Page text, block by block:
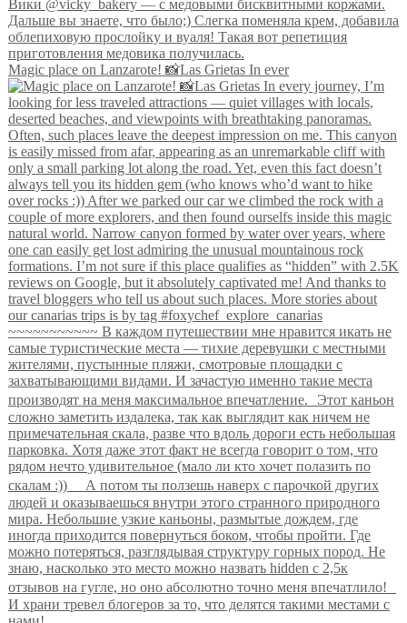
Magic place on Lanzarote! 📸Las Grietas In ever